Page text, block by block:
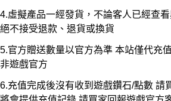
4.虛擬產品一經發貨，不論客人已經查
絕不接受退款、退貨或換貨
5.官方贈送數量以官方為準 本站僅代充
非遊戲官方
6.充值完成後沒有收到遊戲鑽石/點數 請